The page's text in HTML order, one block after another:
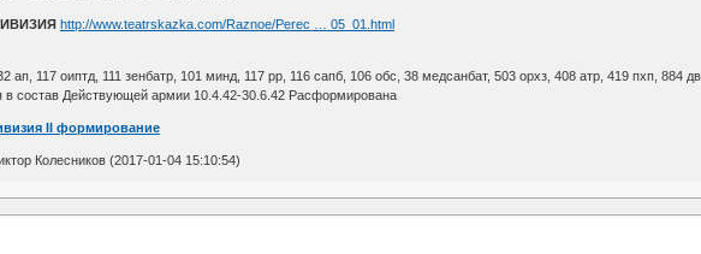
http://www.teatrskazka.com/Raznoe/Perec … 05_01.html
ап, 117 оиптд, 111 зенбатр, 101 минд, 117 рр, 116 сапб, 106 обс, 38 медсанбат, 503 орхз, 408 атр, 419 пхп, 884
в состав Действующей армии 10.4.42-30.6.42 Расформирована
II формирование
Колесников (2017-01-04 15:10:54)